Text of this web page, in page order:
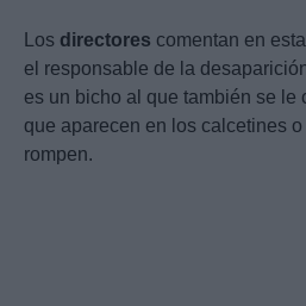
Los directores comentan en
el responsable de la
es un bicho al que también se le
que aparecen en los calcetines
rompen.